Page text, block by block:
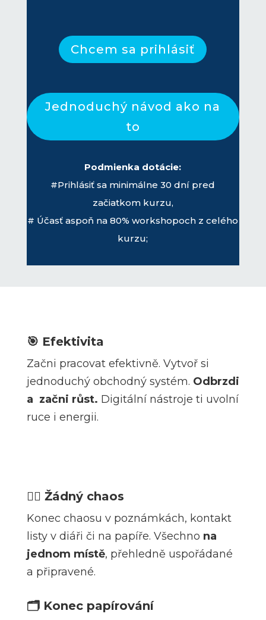
Chcem sa prihlásiť
Jednoduchý návod ako na
to
Podmienka dotácie:
#Prihlásiť sa minimálne 30 dní pred
začiatkom kurzu,
# Účasť aspoň na 80% workshopoch z celého
kurzu;
🎯 Efektivita
Začni pracovat efektivně. Vytvoř si
jednoduchý obchodný systém. Odbrzdi
a začni růst. Digitální nástroje ti uvolní
ruce i energii.
🧘‍♀️ Žádný chaos
Konec chaosu v poznámkách, kontakt
listy v diáři či na papíře. Všechno na
jednom místě, přehledně uspořádané
a připravené.
🗂Konec papírování